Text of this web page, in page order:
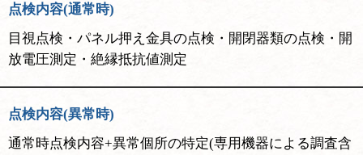
点検内容(通常時)
目視点検・パネル押え金具の点検・開閉器類の点検・開
放電圧測定・絶縁抵抗値測定
点検内容(異常時)
通常時点検内容+異常個所の特定(専用機器による調査含